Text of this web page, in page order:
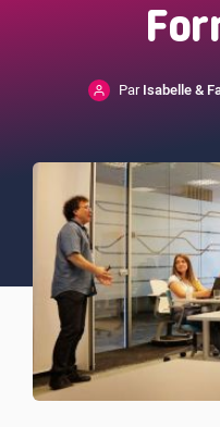
Par Isabelle &